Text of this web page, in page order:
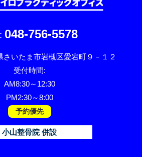
048-756-5578
さいたま市岩槻区愛宕町９－１２
受付時間:
AM8:30～12:30
PM2:30～8:00
予約優先
小山整骨院 併設